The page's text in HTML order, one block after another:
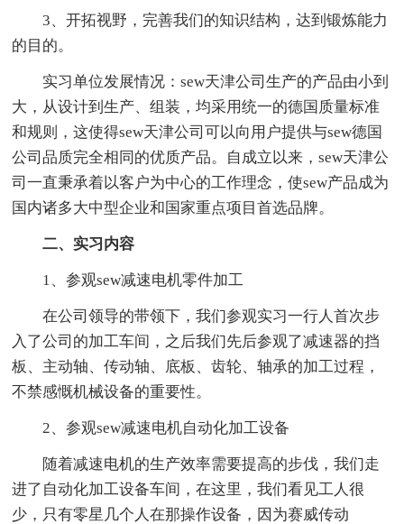
3、开拓视野，完善我们的知识结构，达到锻炼能力
的目的。
实习单位发展情况：sew天津公司生产的产品由小到
大，从设计到生产、组装，均采用统一的德国质量标准
和规则，这使得sew天津公司可以向用户提供与sew德国
公司品质完全相同的优质产品。自成立以来，sew天津公
司一直秉承着以客户为中心的工作理念，使sew产品成为
国内诸多大中型企业和国家重点项目首选品牌。
二、实习内容
1、参观sew减速电机零件加工
在公司领导的带领下，我们参观实习一行人首次步
入了公司的加工车间，之后我们先后参观了减速器的挡
板、主动轴、传动轴、底板、齿轮、轴承的加工过程，
不禁感慨机械设备的重要性。
2、参观sew减速电机自动化加工设备
随着减速电机的生产效率需要提高的步伐，我们走
进了自动化加工设备车间，在这里，我们看见工人很
少，只有零星几个人在那操作设备，因为赛威传动